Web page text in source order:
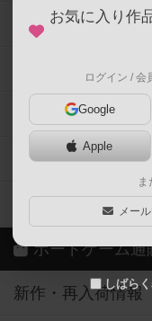
お気に入り作
ログイン / 会
Google
Apple
ま
メー
しばら
メカニクス特集
掲示板・トピック
ボドとも・会員一
ボードゲーム業界
ボドゲーマご利用
ボードゲーム通
新作・再入荷情報